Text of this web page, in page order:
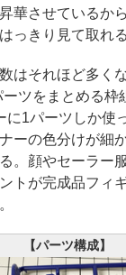
華させているか
っきり見て取れる
はそれほど多く
ツをまとめる枠
に1パーツしか使
ーの色分けが細
。顔やセーラー
トが完成品フィ
【パーツ構成】